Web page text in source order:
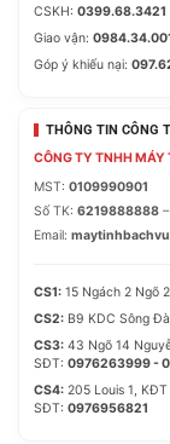
CSKH: 0399.68.3421
Giao vận:
Góp ý khiếu nại:
THÔNG TIN CÔNG
CÔNG TY TNHH
MST: 0109990901
Số TK: 6219888888
Email:
CS1: 15 Ngách 2 Ngõ
CS2: B9 KDC Sông
CS3: 43 Ngõ 14
SĐT: 0976263999 -
CS4: 205 Louis 1,
SĐT: 0976956821